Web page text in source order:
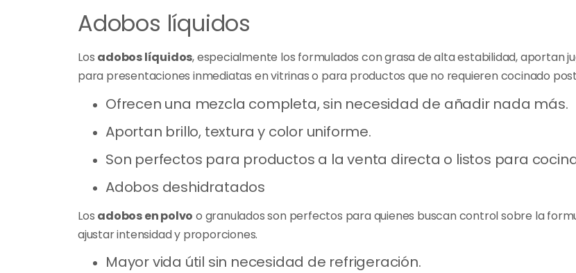
Adobos líquidos
Los adobos líquidos, especialmente los formulados con grasa de alta estabilidad, aportan
para presentaciones inmediatas en vitrinas o para productos que no requieren cocinado
Ofrecen una mezcla completa, sin necesidad de añadir nada más.
Aportan brillo, textura y color uniforme.
Son perfectos para productos a la venta directa o listos para
Adobos deshidratados
Los adobos en polvo o granulados son perfectos para quienes buscan control sobre la
ajustar intensidad y proporciones.
Mayor vida útil sin necesidad de refrigeración.